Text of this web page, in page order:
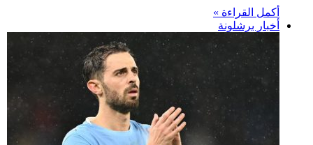
أكمل القراءة »
أخبار برشلونة